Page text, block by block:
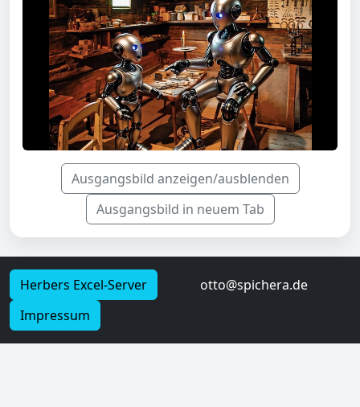
Ausgangsbild anzeigen/ausblenden
Ausgangsbild in neuem Tab
Herbers Excel-Server
otto@spichera.de
Impressum